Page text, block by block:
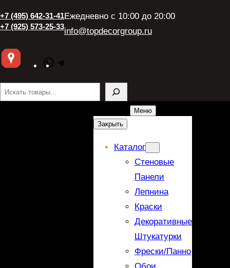
+7 (495) 642-31-41
+7 (925) 573-25-33
Ежедневно с 10:00 до 20:00
info@topdecorgroup.ru
WhatsApp
Поиск
Меню
Закрыть
Каталог
Стеновые
Панели
Лепнина
Краски
Декоративные
Штукатурки
Фрески/панно